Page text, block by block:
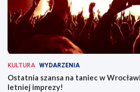
KULTURA WYDARZENIA
Ostatnia szansa na taniec w
letniej imprezy!